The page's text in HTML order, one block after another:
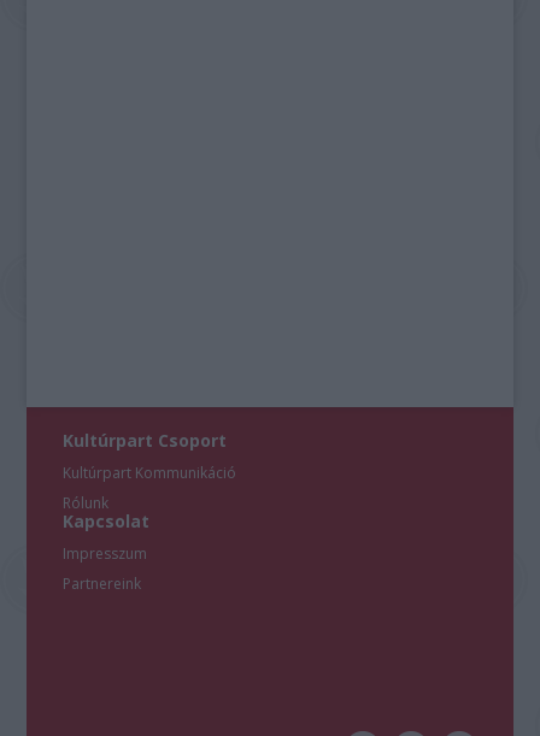
Kultúrpart Csoport
Kultúrpart Kommunikáció
Rólunk
Kapcsolat
Impresszum
Partnereink